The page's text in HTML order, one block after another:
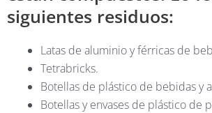
siguientes residuos:
Latas de aluminio y férricas de
Tetrabricks.
Botellas de plástico de bebidas y
Botellas y envases de plástico de